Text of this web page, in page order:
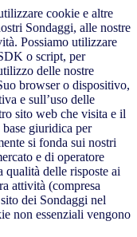
cookie e altre
Sondaggi, alle nostre
Possiamo utilizzare
o script, per
delle nostre
browser o dispositivo,
e sull’uso delle
sito web che visita e il
giuridica per
si fonda sui nostri
e di operatore
qualità delle risposte ai
attività (compresa
dei Sondaggi nel
non essenziali vengono